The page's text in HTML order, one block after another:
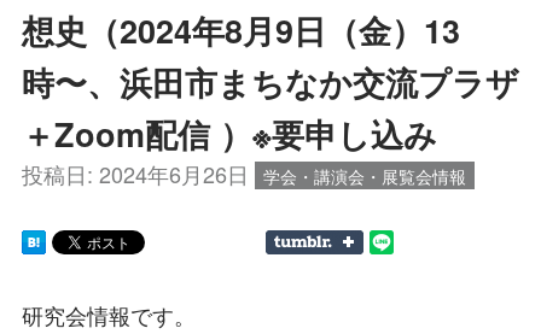
想史（2024年8月9日（金）13
時〜、浜田市まちなか交流プラザ
＋Zoom配信 ）※要申し込み
投稿日: 2024年6月26日 学会・講演会・展覧会情報
研究会情報です。